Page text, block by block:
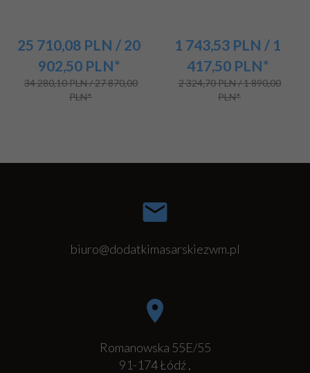
25 710,08 PLN / 20
902,50 PLN*
34 280,10 PLN / 27 870,00
PLN*
1 743,53 PLN / 1
417,50 PLN*
2 324,70 PLN / 1 890,00
PLN*
biuro@dodatkimasarskiezwm.pl
Romanowska 55E/55
91-174Łódź,